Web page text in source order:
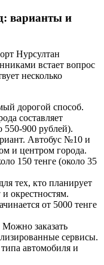
варианты и
Нурсултан
встает вопрос
несколько
дорогой способ.
составляет
550-900 рублей).
Автобус №10 и
и центром города.
150 тенге (около 35
тех, кто планирует
окрестностям.
от 5000 тенге
Можно заказать
сервисы.
автомобиля и